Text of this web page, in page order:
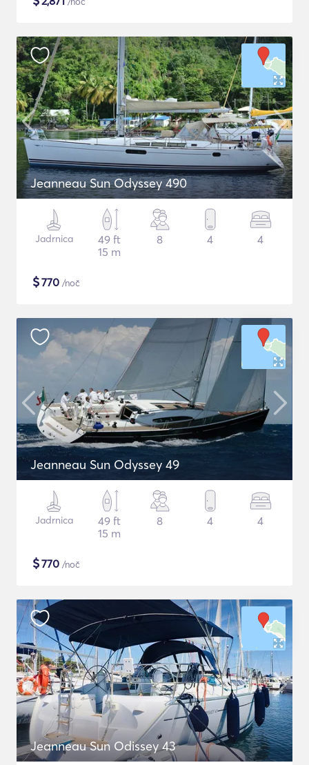
Jeanneau Sun Odyssey 490
Jadrnica
49 ft
15 m
8 4 4
$770 /noč
Jeanneau Sun Odyssey 49
Jadrnica
49 ft
15 m
8 4 4
$770 /noč
Jeanneau Sun Odissey 43